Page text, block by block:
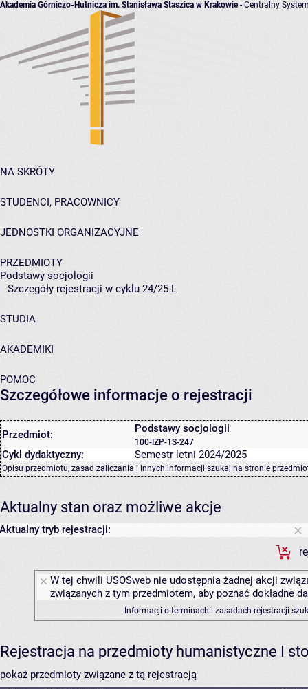
Akademia Górniczo-Hutnicza im. Stanisława Staszica w Krakowie- Centralny
NA SKRÓTY
STUDENCI, PRACOWNICY
JEDNOSTKI ORGANIZACYJNE
PRZEDMIOTY
Podstawy socjologii
Szczegóły rejestracji w cyklu 24/25-L
STUDIA
AKADEMIKI
POMOC
Szczegółowe informacje o rejestracji
Przedmiot: Podstawy socjologii
100-IZP-1S-247
Cykl dydaktyczny: Semestr letni 2024/2025
Opisu przedmiotu, zasad zaliczania i innych informacji szukaj na stronie
Aktualny stan oraz możliwe akcje
Aktualny tryb rejestracji:
W tej chwili USOSweb nie udostępnia żadnej akcji
związanych z tym przedmiotem, aby poznać dokładne
Informacji o terminach i zasadach rejestracji
Rejestracja na przedmioty humanistyczne I
pokaż przedmioty związane z tą rejestracją